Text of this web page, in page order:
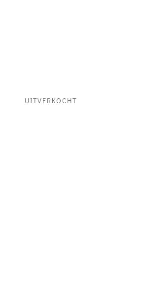
UITVERKOCHT